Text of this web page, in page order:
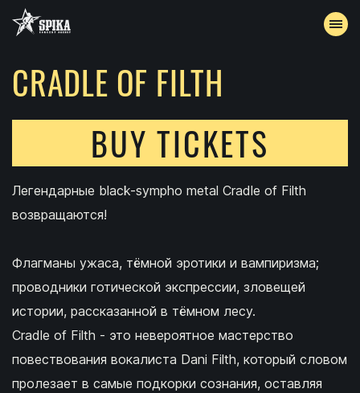
EVENTS
ARCHIVE
ACCREDITATION
CRADLE OF FILTH
BUY TICKETS
Легендарные black-sympho metal Cradle of Filth
возвращаются!
Флагманы ужаса, тёмной эротики и вампиризма;
проводники готической экспрессии, зловещей
истории, рассказанной в тёмном лесу.
Cradle of Filth - это невероятное мастерство
повествования вокалиста Dani Filth, который словом
пролезает в самые подкорки сознания, оставляя